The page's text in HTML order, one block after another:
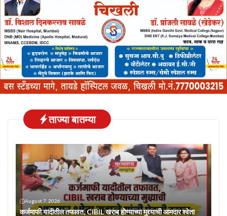
ताज्या बातम्या
August 7, 2026
कर्जमाफी यादीतील तफावत, CIBIL खराब होण्याच्या मुद्द्याची आमदार श्वेता